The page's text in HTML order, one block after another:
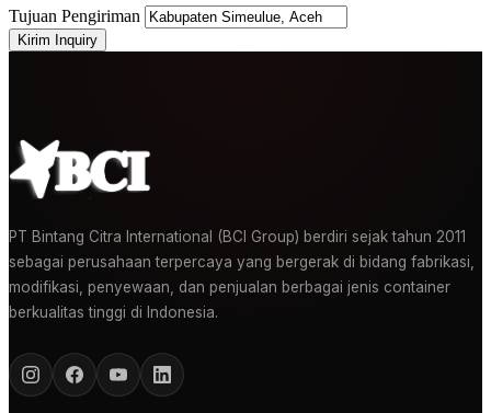
Tujuan Pengiriman
Kirim Inquiry
PT Bintang Citra International (BCI Group) berdiri sejak tahun 2011
sebagai perusahaan terpercaya yang bergerak di bidang fabrikasi,
modifikasi, penyewaan, dan penjualan berbagai jenis container
berkualitas tinggi di Indonesia.